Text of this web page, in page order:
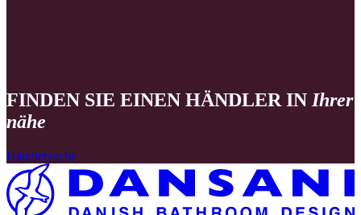
FINDEN SIE EINEN HÄNDLER IN
nähe
Händlersuche